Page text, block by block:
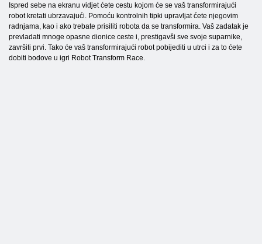
Ispred sebe na ekranu vidjet ćete cestu kojom će se vaš transformirajući
robot kretati ubrzavajući. Pomoću kontrolnih tipki upravljat ćete njegovim
radnjama, kao i ako trebate prisiliti robota da se transformira. Vaš zadatak je
prevladati mnoge opasne dionice ceste i, prestigavši sve svoje suparnike,
završiti prvi. Tako će vaš transformirajući robot pobijediti u utrci i za to ćete
dobiti bodove u igri Robot Transform Race.